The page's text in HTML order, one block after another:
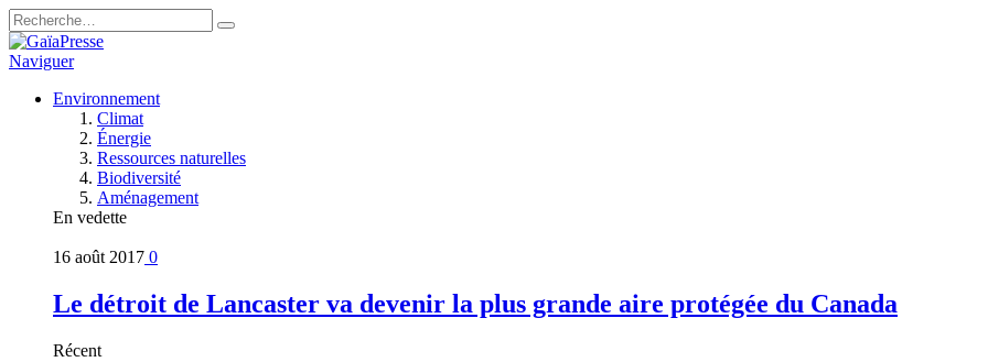
Naviguer
Environnement
Climat
Énergie
Ressources naturelles
Biodiversité
Aménagement
En vedette
16 août 2017 0
Le détroit de Lancaster va devenir la plus grande aire protégée du Canada
Récent